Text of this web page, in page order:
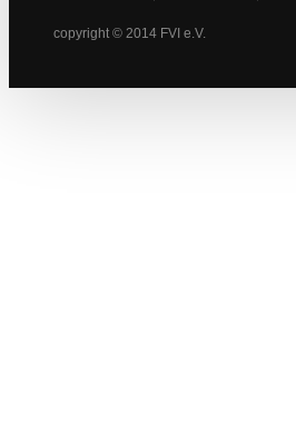
copyright © 2014 FVI e.V.